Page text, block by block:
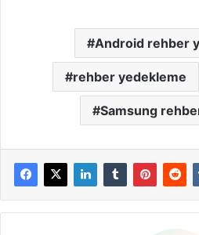
Android rehber
rehber yedekleme
Samsung